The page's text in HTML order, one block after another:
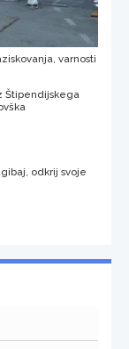
varnosti
Štipendijskega
odkrij svoje